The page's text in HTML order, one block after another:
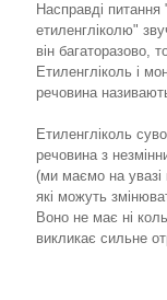
Насправді питання
етиленгліколю"
він багаторазово,
Етиленгліколь і
речовина
Етиленгліколь
речовина з
(ми маємо на увазі
які можуть
Воно не має ні
викликає сильне